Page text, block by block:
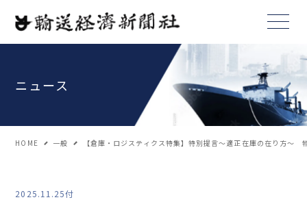
ニュース
HOME 一般 【倉庫・ロジスティクス特集】特別提言～適正在庫の在り方
2025.11.25付